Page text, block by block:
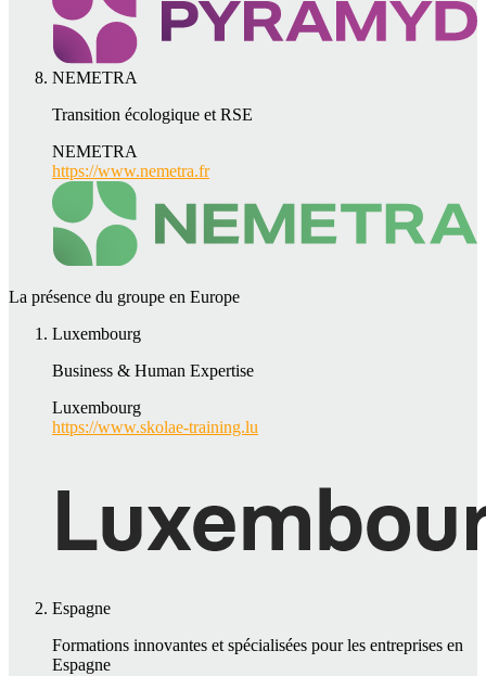
NEMETRA
Transition écologique et RSE
NEMETRA
https://www.nemetra.fr
La présence du groupe en Europe
Luxembourg
Business & Human Expertise
Luxembourg
https://www.skolae-training.lu
Espagne
Formations innovantes et spécialisées pour les entreprises en
Espagne